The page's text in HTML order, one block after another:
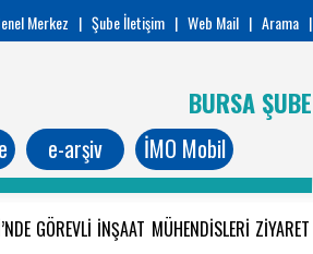
Merkez | Şube İletişim | Web Mail | Arama |
BURSA ŞUBE
e-arşiv İMO Mobil
GÖREVLİ İNŞAAT MÜHENDİSLERİ ZİYARET